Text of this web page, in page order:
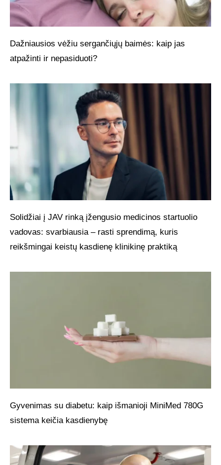
Dažniausios vėžiu sergančiųjų baimės: kaip jas
atpažinti ir nepasiduoti?
Solidžiai į JAV rinką įžengusio medicinos startuolio
vadovas: svarbiausia – rasti sprendimą, kuris
reikšmingai keistų kasdienę klinikinę praktiką
Gyvenimas su diabetu: kaip išmanioji MiniMed 780G
sistema keičia kasdienybę